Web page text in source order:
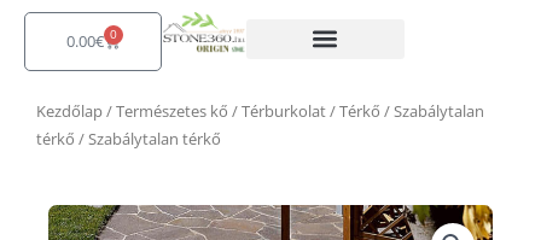
Skip
content
0.00€ 0
Kosár
Kezdőlap/Természetes kő /Térburkolat/Térkő /Szabálytalan
térkő / Szabálytalan térkő